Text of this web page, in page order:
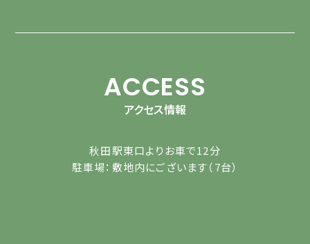
ACCESS
アクセス情報
秋田駅東口よりお車で12分
駐車場：敷地内にございます（7台）